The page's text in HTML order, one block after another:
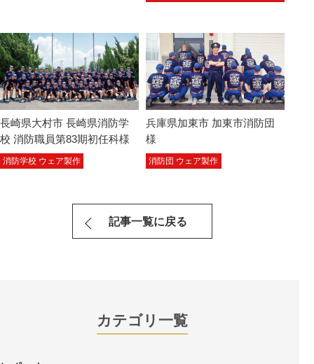
長崎県大村市 長崎県消防学
校 消防職員第83期初任科様
消防学校 ウェア製作
兵庫県加東市 加東市消防団
様
消防団 ウェア製作
記事一覧に戻る
カテゴリ一覧